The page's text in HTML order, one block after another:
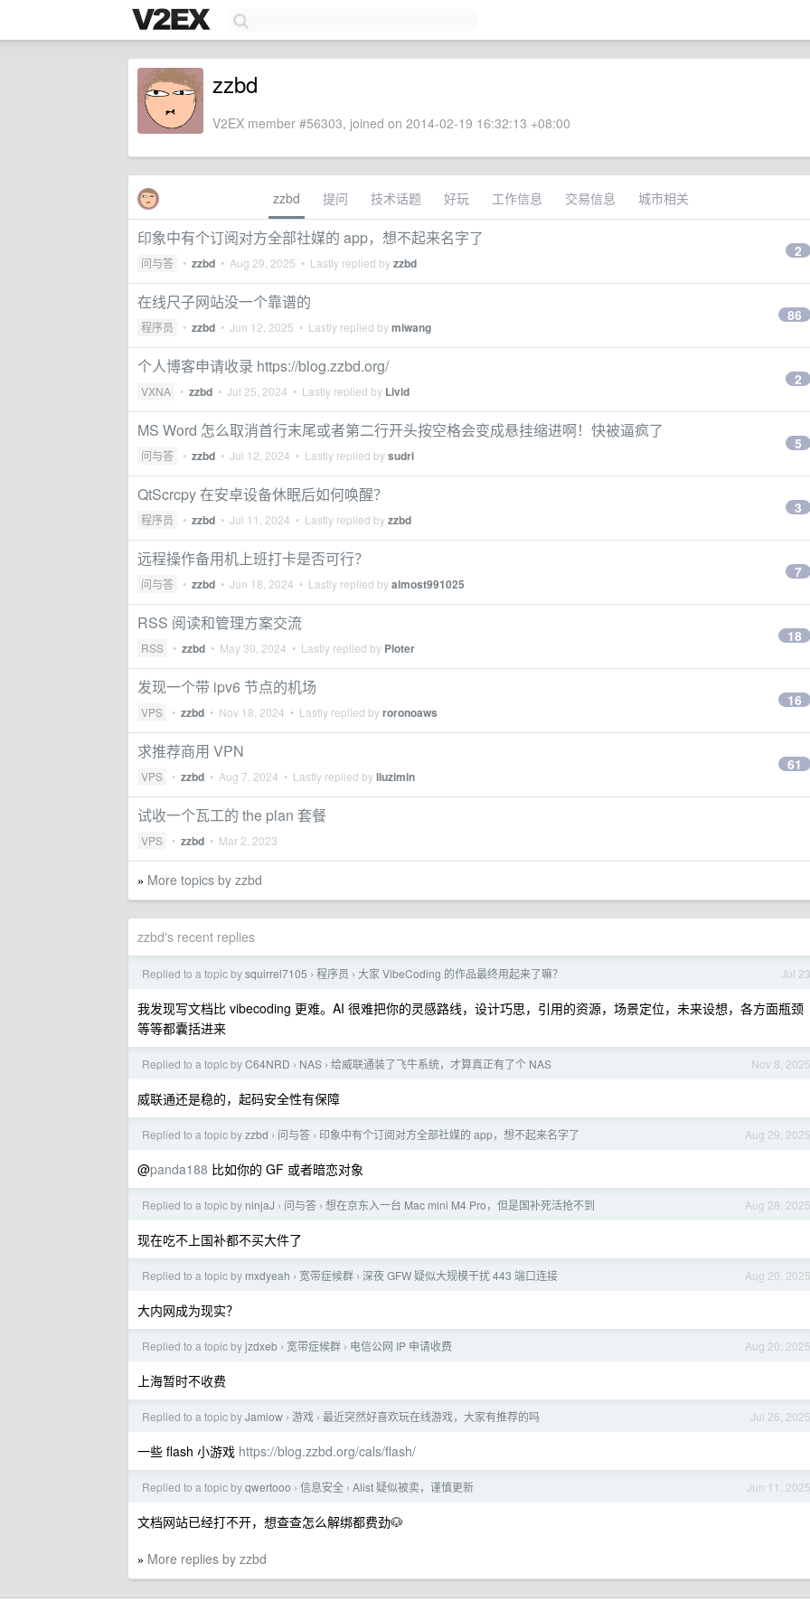
zzbd
V2EX member #56303, joined on 2014-02-19 16:32:13 +08:00
zzbd 提问 技术话题 好玩 工作信息 交易信息 城市相关
印象中有个订阅对方全部社媒的 app，想不起来名字了
问与答 • zzbd • Aug 29, 2025 • Lastly replied byzzbd
2
在线尺子网站没一个靠谱的
程序员 • zzbd • Jun 12, 2025 • Lastly replied bymiwang
86
个人博客申请收录 https://blog.zzbd.org/
VXNA • zzbd • Jul 25, 2024 • Lastly replied by Livid
2
MS Word 怎么取消首行末尾或者第二行开头按空格会变成悬挂缩进啊！快被逼疯了
问与答 • zzbd • Jul 12, 2024 • Lastly replied bysudri
5
QtScrcpy 在安卓设备休眠后如何唤醒？
程序员 • zzbd • Jul 11, 2024 • Lastly replied byzzbd
3
远程操作备用机上班打卡是否可行？
问与答 • zzbd • Jun 18, 2024 • Lastly replied byalmost991025
7
RSS 阅读和管理方案交流
RSS • zzbd • May 30, 2024 • Lastly replied by Ploter
18
发现一个带 ipv6 节点的机场
VPS • zzbd • Nov 18, 2024 • Lastly replied byroronoaws
16
求推荐商用 VPN
VPS • zzbd • Aug 7, 2024 • Lastly replied byliuzimin
61
试收一个瓦工的 the plan 套餐
VPS • zzbd • Mar 2, 2023
» More topics by zzbd
zzbd's recent replies
Jul 23
Replied to a topic bysquirrel7105 › 程序员 › 大家 VibeCoding 的作品最终用起来了嘛？
我发现写文档比 vibecoding 更难。AI 很难把你的灵感路线，设计巧思，引用的资源，场景定位，未来设想，各方面瓶颈
等等都囊括进来
Nov 8, 2025
Replied to a topic byC64NRD › NAS › 给威联通装了飞牛系统，才算真正有了个 NAS
威联通还是稳的，起码安全性有保障
Aug 29, 2025
Replied to a topic byzzbd › 问与答 › 印象中有个订阅对方全部社媒的 app，想不起来名字了
@panda188 比如你的 GF 或者暗恋对象
Aug 28, 2025
Replied to a topic by ninjaJ › 问与答 › 想在京东入一台 Mac mini M4 Pro，但是国补死活抢不到
现在吃不上国补都不买大件了
Aug 20, 2025
Replied to a topic by mxdyeah › 宽带症候群 › 深夜 GFW 疑似大规模干扰 443 端口连接
大内网成为现实？
Aug 20, 2025
Replied to a topic byjzdxeb › 宽带症候群 › 电信公网 IP 申请收费
上海暂时不收费
Jul 26, 2025
Replied to a topic byJamiow › 游戏 › 最近突然好喜欢玩在线游戏，大家有推荐的吗
一些 flash 小游戏 https://blog.zzbd.org/cals/flash/
Jun 11, 2025
Replied to a topic byqwertooo › 信息安全 › Alist 疑似被卖，谨慎更新
文档网站已经打不开，想查查怎么解绑都费劲🐶
» More replies by zzbd